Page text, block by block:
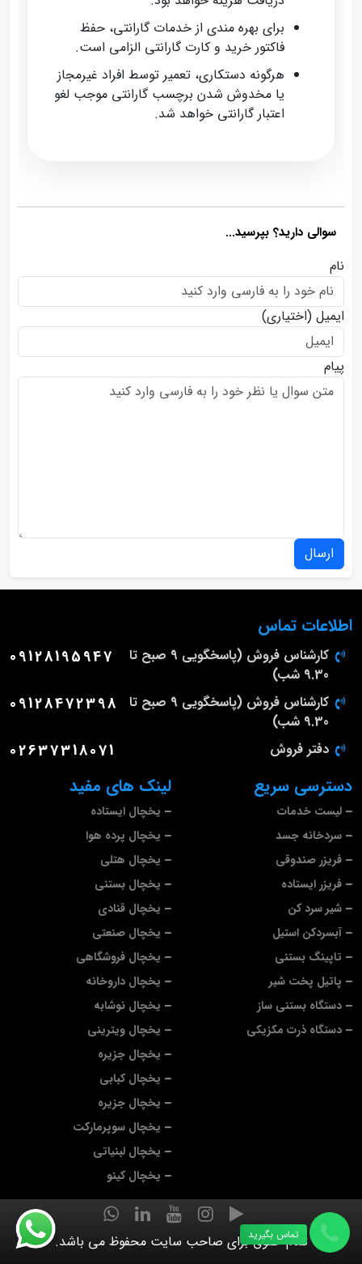
برای بهره‌ مندی از خدمات گارانتی، حفظ
فاکتور خرید و کارت گارانتی الزامی است.
هرگونه دستکاری، تعمیر توسط افراد غیرمجاز
یا مخدوش شدن برچسب گارانتی موجب لغو
اعتبار گارانتی خواهد شد.
سوالی دارید؟ بپرسید...
نام
ایمیل (اختیاری)
پیام
ارسال
لینک های مفید
یخچال ایستاده
یخچال پرده هوا
یخچال هتلی
یخچال بستنی
یخچال قنادی
یخچال صنعتی
یخچال فروشگاهی
یخچال داروخانه
یخچال نوشابه
یخچال ویترینی
یخچال جزیره
یخچال کبابی
یخچال جزیره
یخچال سوپرمارکت
یخچال لبنیاتی
یخچال کینو
دسترسی سریع
لیست خدمات
سردخانه جسد
فریزر صندوقی
فریزر ایستاده
شیر سرد کن
آبسردکن استیل
تاپینگ بستنی
پاتیل پخت شیر
دستگاه بستنی ساز
دستگاه ذرت مکزیکی
اطلاعات تماس
کارشناس فروش (پاسخگویی 9 صبح تا
9.30 شب)
09128195947
کارشناس فروش (پاسخگویی 9 صبح تا
9.30 شب)
09128472398
دفتر فروش 02637318071
تمام حقوق برای صاحب سایت محفوظ می باشد.
تماس بگیرید